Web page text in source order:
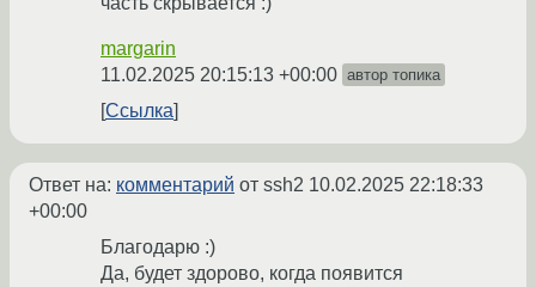
margarin
11.02.2025 20:15:13 +00:00 автор топика
Ссылка
Ответ на: комментарий от ssh2 10.02.2025 22:18:33
+00:00
Благодарю :)
Да, будет здорово, когда появится